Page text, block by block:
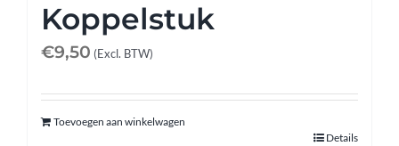
Koppelstuk
€9,50 (Excl. BTW)
Toevoegen aan winkelwagen
Details